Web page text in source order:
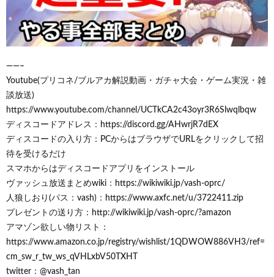
——–
Youtube(プリコネ/ブルアカ解説動画・ガチャ大会・ゲーム実況・雑
談放送)
https://www.youtube.com/channel/UCTkCA2c43oyr3R6Slwqlbqw
ディスコードアドレス：https://discord.gg/AHwrjR7dEX
ディスコードの入り方：PCからはブラウザでURLをクリックして招
待を受けるだけ
スマホからはディスコードアプリをインストール
ヴァッシュ放送まとめwiki：https://wikiwiki.jp/vash-oprc/
人狼しおり(パス：vash)：https://www.axfc.net/u/3722411.zip
プレゼントの送り方：http://wikiwiki.jp/vash-oprc/?amazon
アマゾン欲しい物リスト：
https://www.amazon.co.jp/registry/wishlist/1QDWOW886VH3/ref=
cm_sw_r_tw_ws_qVHLxbV50TXHT
twitter：@vash_tan